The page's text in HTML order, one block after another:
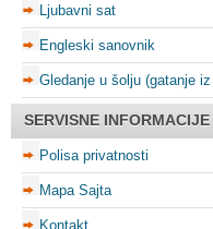
Ljubavni sat
Engleski sanovnik
Gledanje u šolju (gatanje
SERVISNE INFORMACIJE
Polisa privatnosti
Mapa Sajta
Kontakt